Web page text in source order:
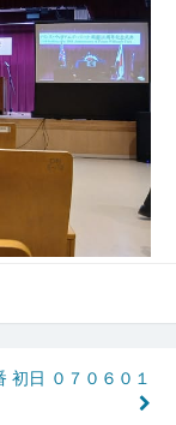
初日 ０７０６０１